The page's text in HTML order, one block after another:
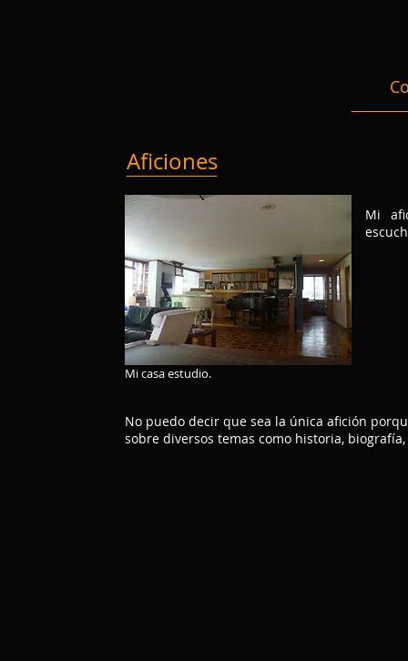
Aficiones
Mi
Mi casa estudio.
No puedo decir que sea la única afición
sobre diversos temas como historia,